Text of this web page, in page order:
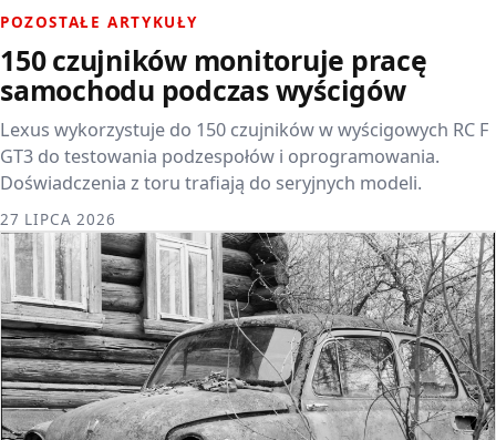
POZOSTAŁE ARTYKUŁY
150 czujników monitoruje pracę
samochodu podczas wyścigów
Lexus wykorzystuje do 150 czujników w wyścigowych RC F
GT3 do testowania podzespołów i oprogramowania.
Doświadczenia z toru trafiają do seryjnych modeli.
27 LIPCA 2026